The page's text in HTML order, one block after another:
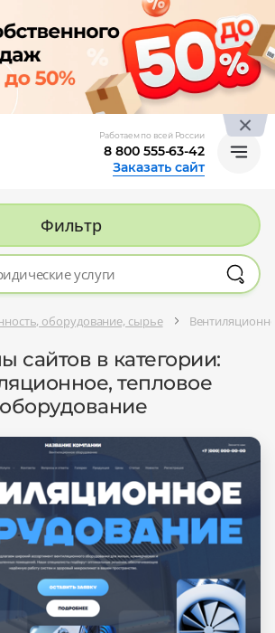
Работаем по всей России
8 800 555-63-42
Заказать сайт
Фильтр
оборудование, сырье
сайтов в категории:
тепловое
оборудование